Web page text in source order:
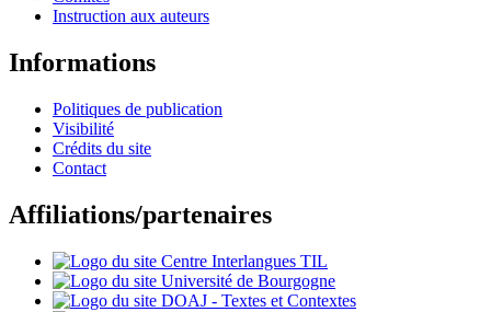
Instruction aux auteurs
Informations
Politiques de publication
Visibilité
Crédits du site
Contact
Affiliations/partenaires